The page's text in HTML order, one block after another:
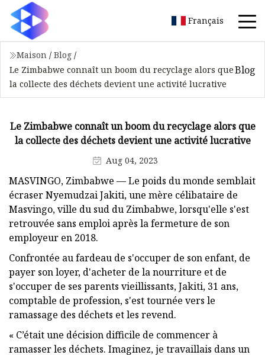
Français
Maison / Blog /
Le Zimbabwe connaît un boom du recyclage alors que
la collecte des déchets devient une activité lucrative
Blog
Le Zimbabwe connaît un boom du recyclage alors que
la collecte des déchets devient une activité lucrative
Aug 04, 2023
MASVINGO, Zimbabwe — Le poids du monde semblait
écraser Nyemudzai Jakiti, une mère célibataire de
Masvingo, ville du sud du Zimbabwe, lorsqu'elle s'est
retrouvée sans emploi après la fermeture de son
employeur en 2018.
Confrontée au fardeau de s'occuper de son enfant, de
payer son loyer, d'acheter de la nourriture et de
s'occuper de ses parents vieillissants, Jakiti, 31 ans,
comptable de profession, s'est tournée vers le
ramassage des déchets et les revend.
« C’était une décision difficile de commencer à
ramasser les déchets. Imaginez, je travaillais dans un